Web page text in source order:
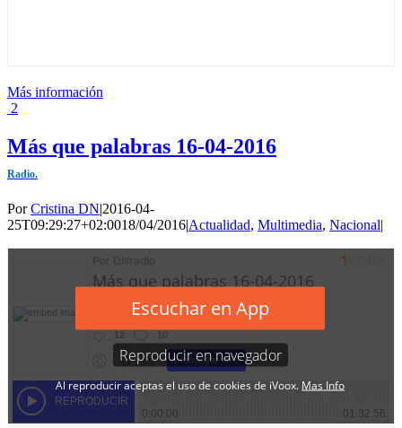
Más información
2
Más que palabras 16-04-2016
Radio.
PorCristina DN|2016-04-
25T09:29:27+02:0018/04/2016|Actualidad, Multimedia, Nacional|